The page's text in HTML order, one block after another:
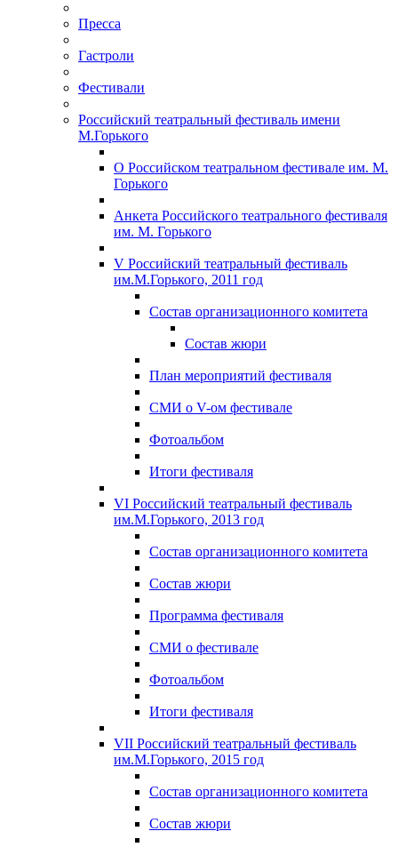
Пресса
Гастроли
Фестивали
Российский театральный фестиваль имени
М.Горького
О Российском театральном фестивале им. М.
Горького
Анкета Российского театрального фестиваля
им. М. Горького
V Российский театральный фестиваль
им.М.Горького, 2011 год
Состав организационного комитета
Состав жюри
План мероприятий фестиваля
СМИ о V-ом фестивале
Фотоальбом
Итоги фестиваля
VI Российский театральный фестиваль
им.М.Горького, 2013 год
Состав организационного комитета
Состав жюри
Программа фестиваля
СМИ о фестивале
Фотоальбом
Итоги фестиваля
VII Российский театральный фестиваль
им.М.Горького, 2015 год
Состав организационного комитета
Состав жюри